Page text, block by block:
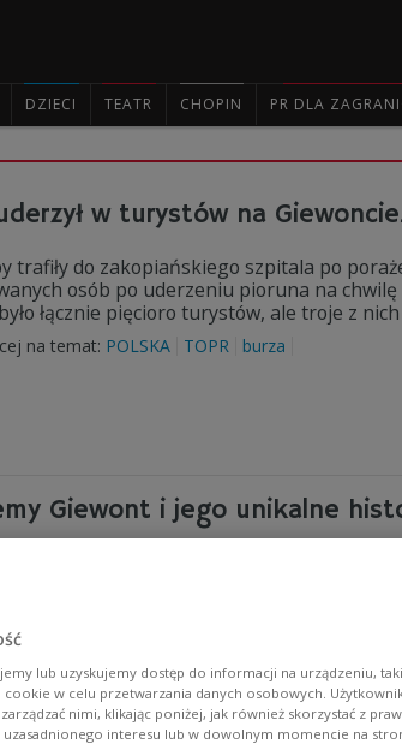
DZIECI TEATR CHOPIN PR DLA
w turystów na
trafiły do zakopiańskiego szpitala po
osób po uderzeniu pioruna na
łącznie pięcioro turystów, ale troje z
na temat: POLSKA TOPR burza
Giewont i jego unikalne
Polskiego Radia Dzieciom
W rozmowie opowiadała o swojej miłości
wśród najstarszych mieszkańców regionu.
na temat:
lub uzyskujemy dostęp do informacji na urządzeniu,
w celu przetwarzania danych osobowych.
nimi, klikając poniżej, jak również skorzystać z
interesu lub w dowolnym momencie na